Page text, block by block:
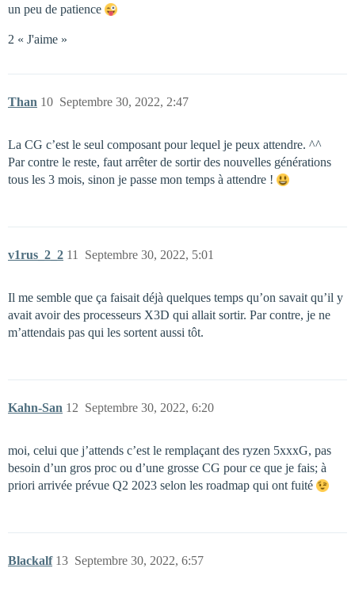
un peu de patience
2 « J'aime »
Than Septembre 30, 2022, 2:47
10
La CG c’est le seul composant pour lequel je peux attendre. ^^
Par contre le reste, faut arrêter de sortir des nouvelles générations
tous les 3 mois, sinon je passe mon temps à attendre !
v1rus_2_2 Septembre 30, 2022, 5:01
11
Il me semble que ça faisait déjà quelques temps qu’on savait qu’il y
avait avoir des processeurs X3D qui allait sortir. Par contre, je ne
m’attendais pas qui les sortent aussi tôt.
Kahn-San Septembre 30, 2022, 6:20
12
moi, celui que j’attends c’est le remplaçant des ryzen 5xxxG, pas
besoin d’un gros proc ou d’une grosse CG pour ce que je fais; à
priori arrivée prévue Q2 2023 selon les roadmap qui ont fuité
Blackalf Septembre 30, 2022, 6:57
13